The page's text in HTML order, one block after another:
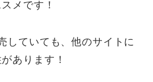
メです！
していても、他のサイトに
あります！